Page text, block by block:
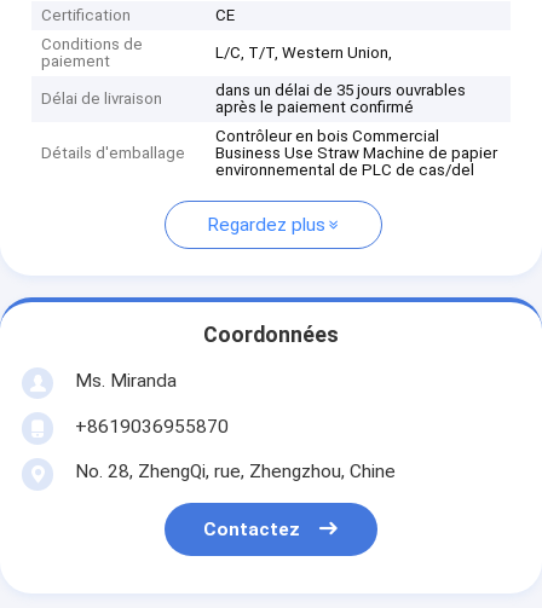
Certification
CE
Conditions de
paiement
L/C, T/T, Western Union,
Délai de livraison
dans un délai de 35 jours ouvrables
après le paiement confirmé
Détails d'emballage
Contrôleur en bois Commercial
Business Use Straw Machine de papier
environnemental de PLC de cas/del
Regardez plus
Coordonnées
Ms. Miranda
+8619036955870
No. 28, ZhengQi, rue, Zhengzhou, Chine
Contactez